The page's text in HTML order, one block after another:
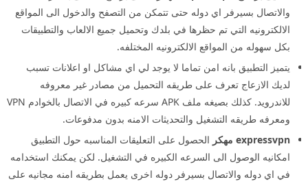
والاتصال بسيرفر اي دوله حتى تتمكن من التصفح والدخول الى المواقع
الالكترونيه التي تم حظرها في بلدك وتحميل جميع الالعاب والتطبيقات
بكل سهوله من المواقع الالكترونيه المختلفه.
يتميز التطبيق بانه امن تماما لا يوجد لي اي مشاكل او اعلانات تسبب
لديك الازعاج تعرف على طريقه التحميل من مصادر غير معروفه
للاندرويد. كذلك بصيغه ملف APK سرعه كبيره في الاتصال بالخوادم VPN
ومعرفه طريقه التشغيل والتحديثات الامنه بدون مدفوعات.
expressvpn مهكر
الحصول على التعليقات المناسبه حول التطبيق
امكانيه الوصول الى السرعه الكبيره في التشغيل. لكن يمكنك استخدامه
في اي دوله والاتصال بسيرفر دوله اخرى يعمل بطريقه امنه مجانيه على